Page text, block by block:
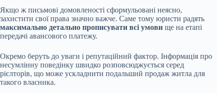
Якщо ж письмові домовленості сформульовані неясно,
захистити свої права значно важче. Саме тому юристи радять
максимально детально прописувати всі умови ще на етапі
передачі авансового платежу.
Окремо беруть до уваги і репутаційний фактор. Інформація про
несумлінну поведінку швидко розповсюджується серед
рієлторів, що може ускладнити подальший продаж житла для
такого власника.